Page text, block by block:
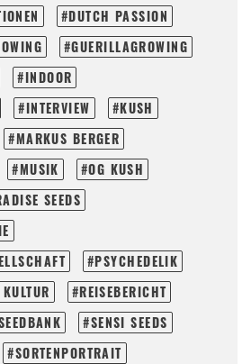
DUTCH PASSION
GUERILLAGROWING
INDOOR
INTERVIEW
KUSH
MARKUS BERGER
MUSIK
OG KUSH
SEEDS
PSYCHEDELIK
REISEBERICHT
SENSI SEEDS
SORTENPORTRAIT